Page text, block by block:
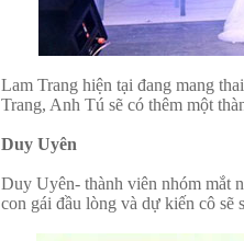
Lam Trang hiện tại đang mang
Trang, Anh Tú sẽ có thêm một
Duy Uyên
Duy Uyên- thành viên nhóm mắt
con gái đầu lòng và dự kiến cô sẽ